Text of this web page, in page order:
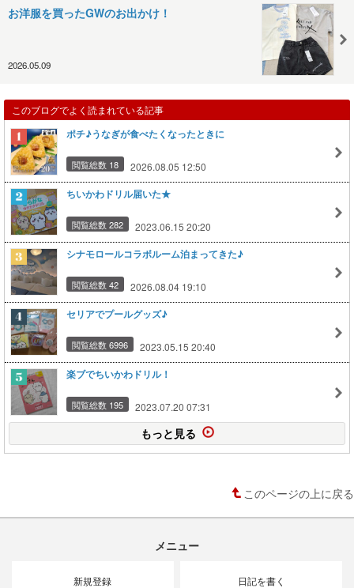
お洋服を買ったGWのお出かけ！
2026.05.09
このブログでよく読まれている記事
ポチ♪うなぎが食べたくなったときに
閲覧総数 18 2026.08.05 12:50
ちいかわドリル届いた★
閲覧総数 282 2023.06.15 20:20
シナモロールコラボルーム泊まってきた♪
閲覧総数 42 2026.08.04 19:10
セリアでプールグッズ♪
閲覧総数 6996 2023.05.15 20:40
楽ブでちいかわドリル！
閲覧総数 195 2023.07.20 07:31
もっと見る
このページの上に戻る
メニュー
新規登録 日記を書く